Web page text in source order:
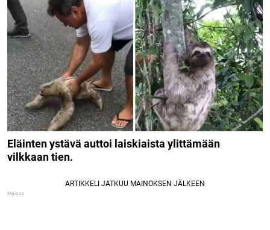
Eläinten ystävä auttoi laiskiaista ylittämään
vilkkaan tien.